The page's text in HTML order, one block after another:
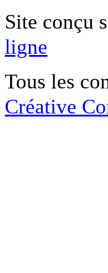
Site conçu
ligne
Tous les
Créative